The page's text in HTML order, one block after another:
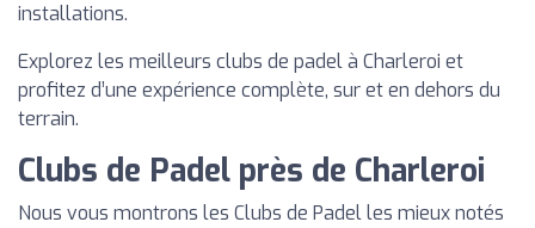
installations.
Explorez les meilleurs clubs de padel à Charleroi et
profitez d’une expérience complète, sur et en dehors du
terrain.
Clubs de Padel près de Charleroi
Nous vous montrons les Clubs de Padel les mieux notés